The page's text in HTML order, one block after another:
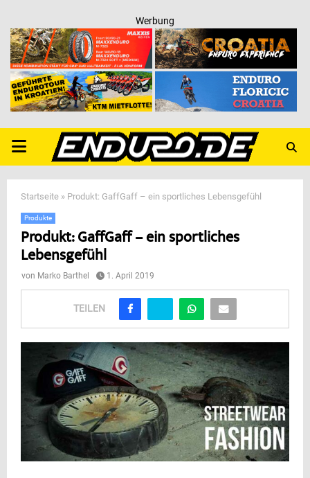
Werbung
PRIMARY
MENU
Startseite » Produkt: GaffGaff – ein sportliches Lebensgefühl
Produkte
Produkt: GaffGaff – ein sportliches
Lebensgefühl
von Marko Barthel 1. April 2019
TEILEN